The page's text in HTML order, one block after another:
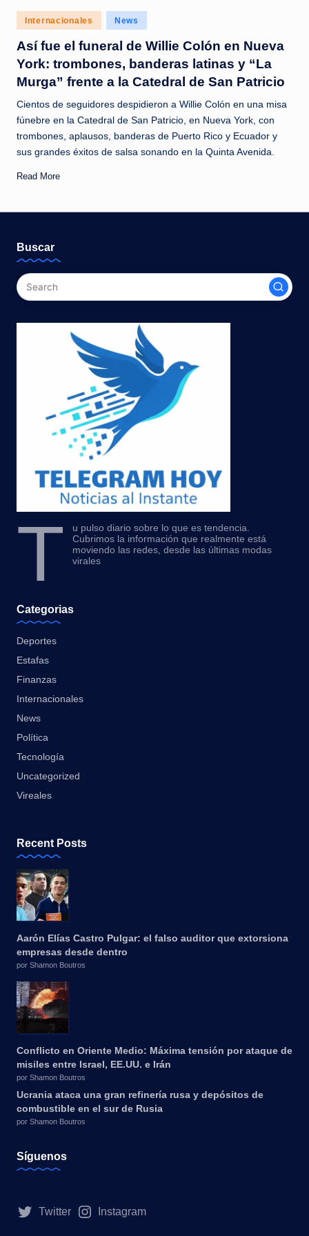
c
i
a
s
a
l
i
t
n
t
e
Posted
in
Internacionales News
Así fue el funeral de Willie Colón en Nueva
York: trombones, banderas latinas y “La
Murga” frente a la Catedral de San Patricio
Cientos de seguidores despidieron a Willie Colón en una misa
fúnebre en la Catedral de San Patricio, en Nueva York, con
trombones, aplausos, banderas de Puerto Rico y Ecuador y
sus grandes éxitos de salsa sonando en la Quinta Avenida.
Read More
Buscar
T
u pulso diario sobre lo que es tendencia.
Cubrimos la información que realmente está
moviendo las redes, desde las últimas modas
virales
Categorias
Deportes
Estafas
Finanzas
Internacionales
News
Política
Tecnología
Uncategorized
Vireales
Recent Posts
Aarón Elías Castro Pulgar: el falso auditor que extorsiona
empresas desde dentro
por Shamon Boutros
Conflicto en Oriente Medio: Máxima tensión por ataque de
misiles entre Israel, EE.UU. e Irán
por Shamon Boutros
Ucrania ataca una gran refinería rusa y depósitos de
combustible en el sur de Rusia
por Shamon Boutros
Síguenos
Twitter Instagram